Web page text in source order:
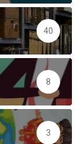
40
8
3